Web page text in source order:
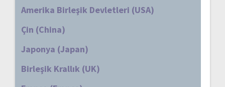
Amerika Birleşik Devletleri (USA)
Çin (China)
Japonya (Japan)
Birleşik Krallık (UK)